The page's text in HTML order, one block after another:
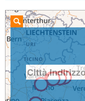
IN VIAGGIO